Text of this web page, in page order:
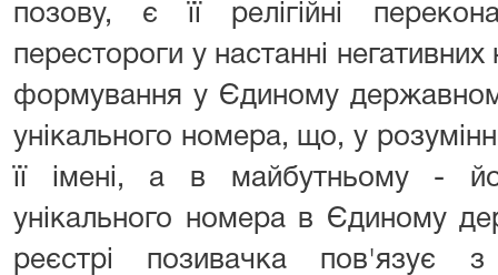
позову, є її релігійні
перестороги у настанні
формування у Єдиному
унікального номера, що, у
її імені, а в майбутньому -
унікального номера в Єдиному
реєстрі позивачка пов'язує